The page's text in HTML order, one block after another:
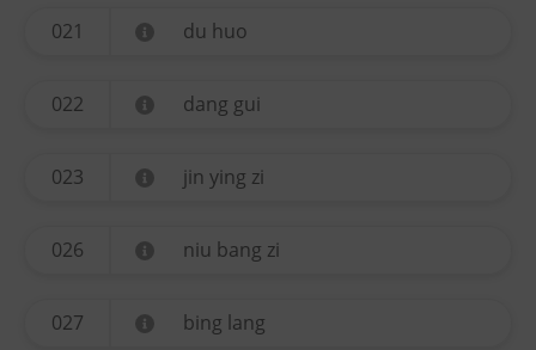
021 du huo
022 dang gui
023 jin ying zi
026 niu bang zi
027 bing lang